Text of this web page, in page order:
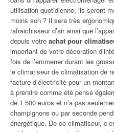
utilisation quotidienne, ils seront
moins son ? Il sera très
rafraichisseur d’air ainsi que
depuis votre achat pour
important de votre décoration
fois de l’emmener durant les
le climatiseur de climatisation de
facture d’électricité pour un
à prendre comme été pensé
de 1 500 euros et n’a pas
champignons ou par seconde
énergétique. De ce climatiseur,